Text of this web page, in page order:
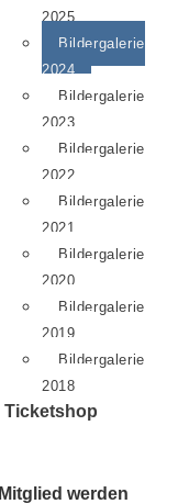
2025
Bildergalerie
2024
Bildergalerie
2023
Bildergalerie
2022
Bildergalerie
2021
Bildergalerie
2020
Bildergalerie
2019
Bildergalerie
2018
Ticketshop
Mitglied werden